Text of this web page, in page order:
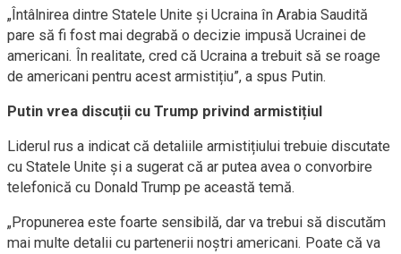
„Întâlnirea dintre Statele Unite și Ucraina în Arabia Saudită
pare să fi fost mai degrabă o decizie impusă Ucrainei de
americani. În realitate, cred că Ucraina a trebuit să se roage
de americani pentru acest armistițiu”, a spus Putin.
Putin vrea discuții cu Trump privind armistițiul
Liderul rus a indicat că detaliile armistițiului trebuie discutate
cu Statele Unite și a sugerat că ar putea avea o convorbire
telefonică cu Donald Trump pe această temă.
„Propunerea este foarte sensibilă, dar va trebui să discutăm
mai multe detalii cu partenerii noștri americani. Poate că va